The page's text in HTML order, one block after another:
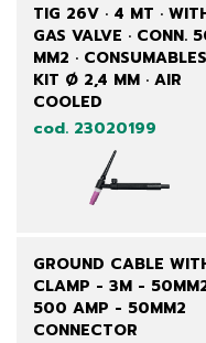
TIG 26V · 4 MT ·
GAS VALVE · CONN.
MM2 · CONSUMABLES
KIT Ø 2,4 MM · AIR
COOLED
cod. 23020199
GROUND CABLE
CLAMP - 3M -
500 AMP - 50MM2
CONNECTOR